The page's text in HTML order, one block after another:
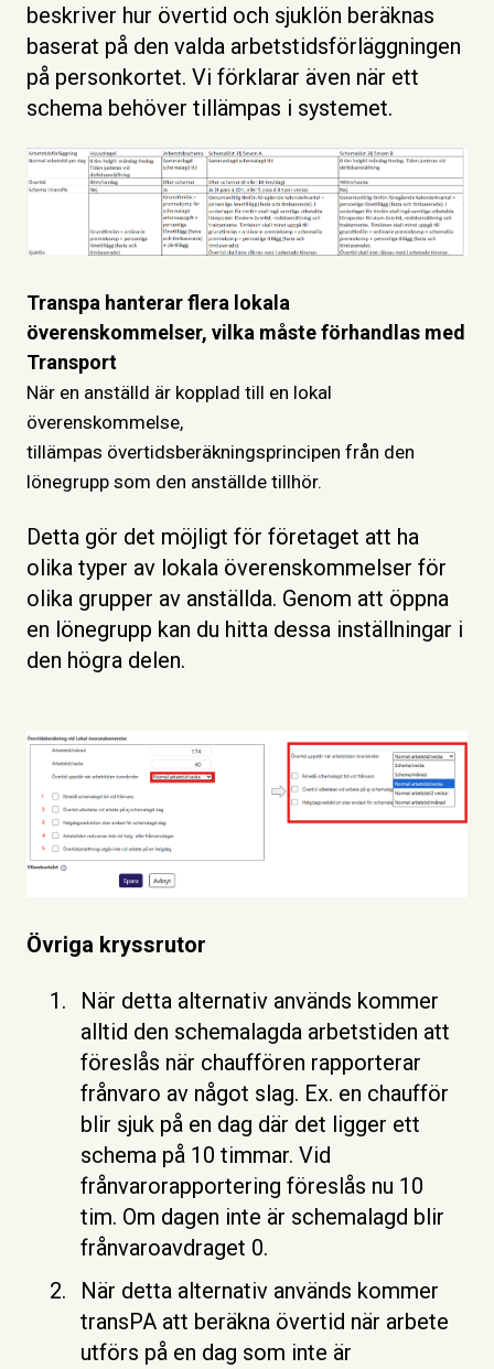
beskriver hur övertid och sjuklön beräknas
baserat på den valda arbetstidsförläggningen
på personkortet. Vi förklarar även när ett
schema behöver tillämpas i systemet.
Transpa hanterar flera lokala
överenskommelser, vilka måste förhandlas med
Transport
När en anställd är kopplad till en lokal
överenskommelse,
tillämpas övertidsberäkningsprincipen från den
lönegrupp som den anställde tillhör.
Detta gör det möjligt för företaget att ha
olika typer av lokala överenskommelser för
olika grupper av anställda. Genom att öppna
en lönegrupp kan du hitta dessa inställningar i
den högra delen.
Övriga kryssrutor
När detta alternativ används kommer
alltid den schemalagda arbetstiden att
föreslås när chauffören rapporterar
frånvaro av något slag. Ex. en chaufför
blir sjuk på en dag där det ligger ett
schema på 10 timmar. Vid
frånvarorapportering föreslås nu 10
tim. Om dagen inte är schemalagd blir
frånvaroavdraget 0.
När detta alternativ används kommer
transPA att beräkna övertid när arbete
utförs på en dag som inte är